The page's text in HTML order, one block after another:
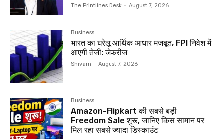
The Printlines Desk - August 7, 2026
Business
भारत का घरेलू आर्थिक आधार मजबूत, FPI निवेश में
आएगी तेजी: जेफरीज
Shivam - August 7, 2026
Business
Amazon-Flipkart की सबसे बड़ी
Freedom Sale शुरू, जानिए किस सामान पर
मिल रहा सबसे ज्यादा डिस्काउंट